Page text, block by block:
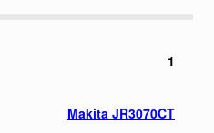
1
Makita JR3070CT